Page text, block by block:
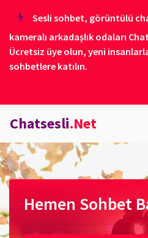
Sesli sohbet, görüntülü
kameralı arkadaşlık odaları
Ücretsiz üye olun, yeni
sohbetlere katılın.
Chatsesli.Net
Hemen Sohbet